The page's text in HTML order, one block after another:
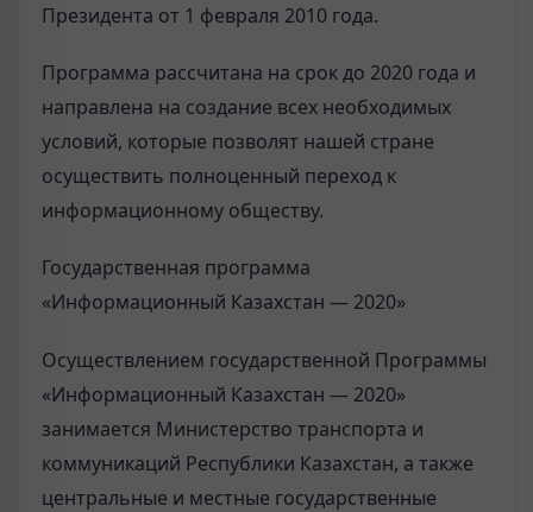
Президента от 1 февраля 2010 года.
Программа рассчитана на срок до 2020 года и
направлена на создание всех необходимых
условий, которые позволят нашей стране
осуществить полноценный переход к
информационному обществу.
Государственная программа
«Информационный Казахстан — 2020»
Осуществлением государственной Программы
«Информационный Казахстан — 2020»
занимается Министерство транспорта и
коммуникаций Республики Казахстан, а также
центральные и местные государственные